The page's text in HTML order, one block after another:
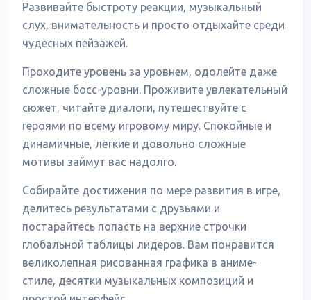
Развивайте быстроту реакции, музыкальный
слух, внимательность и просто отдыхайте среди
чудесных пейзажей.
Проходите уровень за уровнем, одолейте даже
сложные босс-уровни. Проживите увлекательный
сюжет, читайте диалоги, путешествуйте с
героями по всему игровому миру. Спокойные и
динамичные, лёгкие и довольно сложные
мотивы займут вас надолго.
Собирайте достижения по мере развития в игре,
делитесь результатами с друзьями и
постарайтесь попасть на верхние строчки
глобальной таблицы лидеров. Вам понравится
великолепная рисованная графика в аниме-
стиле, десятки музыкальных композиций и